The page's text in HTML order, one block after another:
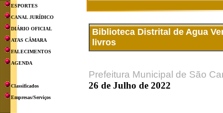
ESPORTES
CANAL JURÍDICO
DIÁRIO OFICIAL
ATAS CÂMARA
FALECIMENTOS
AGENDA
Classificados
Empresas/Serviços
Biblioteca Distrital de Agua
livros
Prefeitura Municipal de São
26 de Julho de 2022